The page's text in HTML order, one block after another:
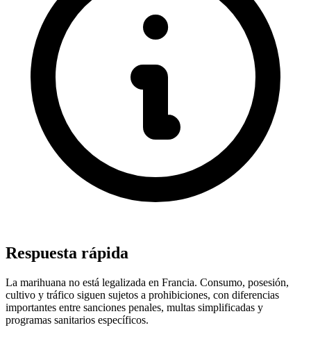
Respuesta rápida
La marihuana no está legalizada en Francia. Consumo, posesión,
cultivo y tráfico siguen sujetos a prohibiciones, con diferencias
importantes entre sanciones penales, multas simplificadas y
programas sanitarios específicos.